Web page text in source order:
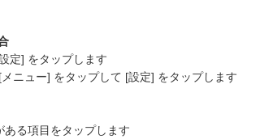
定] をタップします
ニュー] をタップして [設定] をタップします
る項目をタップします